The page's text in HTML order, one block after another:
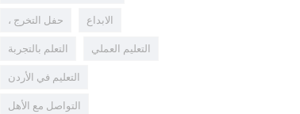
، حفل التخرج
الابداع
التعلم بالتجربة
التعليم العملي
التعليم في الأردن
التواصل مع الأهل